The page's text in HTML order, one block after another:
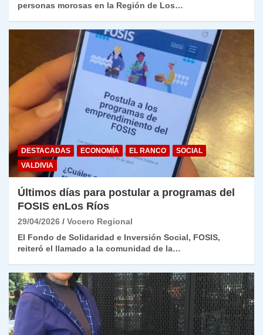
personas morosas en la Región de Los…
DESTACADAS ECONOMÍA EL RANCO
SOCIAL
VALDIVIA
Últimos días para postular a programas del
FOSIS enLos Ríos
29/04/2026
Vocero Regional
El Fondo de Solidaridad e Inversión Social, FOSIS,
reiteró el llamado a la comunidad de la…